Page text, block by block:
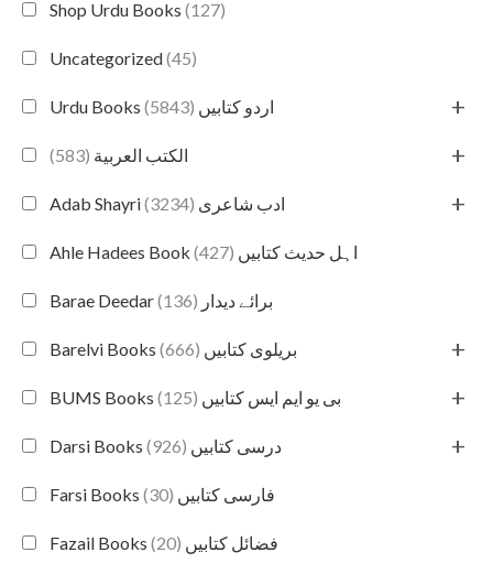
Shop Urdu Books (127)
Uncategorized(45)
Urdu Books اردو کتابیں (5843) +
الكتب العربية (583) +
Adab Shayri ادب شاعری (3234) +
Ahle Hadees Book اہل حدیث کتابیں (427)
Barae Deedar برائے دیدار (136)
Barelvi Books بریلوی کتابیں (666) +
BUMS Books بی یو ایم ایس کتابیں (125) +
Darsi Books درسی کتابیں (926) +
Farsi Books فارسی کتابیں (30)
Fazail Books فضائل کتابیں (20)